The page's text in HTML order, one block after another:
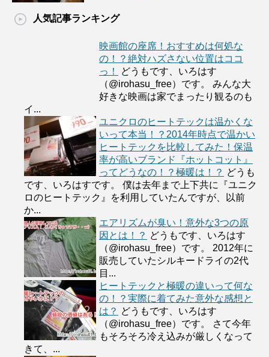
人気記事ランキング
映画館の座席！おすすめは何処な
の！？絶対ハズさない位置はココ
っ！
どうもです、いろはす
（@irohasu_free）です。 みんな大
好きな映画は家でまったり観るのも
イ...
ユニクロのヒートテックは温かくな
いって本当！？2014年時点で温かい
ヒートテックを比較してみた！保温
率が高いブランド『ホットコット』
ってどうなの！？極暖は！？ どうも
です、いろはすです。 僕は去年まで上下共に『ユニク
ロのヒートテック』を利用していたんですが、以前
か...
エアリズムが臭い！意外な3つの原
因とは！？ どうもです、いろはす
（@irohasu_free）です。 2012年に
販売していたシルキードライの2代
目...
ヒートテックと極暖の違いって何な
の！？実際に着てみた意外な感想と
は？ どうもです、いろはす
（@irohasu_free）です。 さて今年
もそろそろ冷え込みが厳しくなって
きて、...